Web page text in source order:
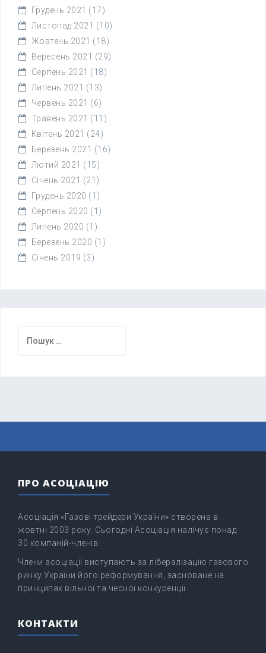
Грудень 2021 (17)
Листопад 2021 (10)
Жовтень 2021 (18)
Вересень 2021 (29)
Серпень 2021 (18)
Липень 2021 (13)
Червень 2021 (6)
Травень 2021 (11)
Квітень 2021 (24)
Березень 2021 (16)
Лютий 2021 (15)
Січень 2021 (21)
Грудень 2020 (1)
Серпень 2020 (1)
Липень 2020 (1)
Березень 2020 (1)
Січень 2019 (3)
ПРО АСОЦІАЦІЮ
Асоціація «Газові трейдери України» створена в
жовтні 2003 року. Сьогодні Асоціація налічує понад
30 компаній-членів.
Члени асоціації виступають за лібералізацію газового
ринку України його реформування, засноване на
принципах вільної та чесної конкуренції.
КОНТАКТИ